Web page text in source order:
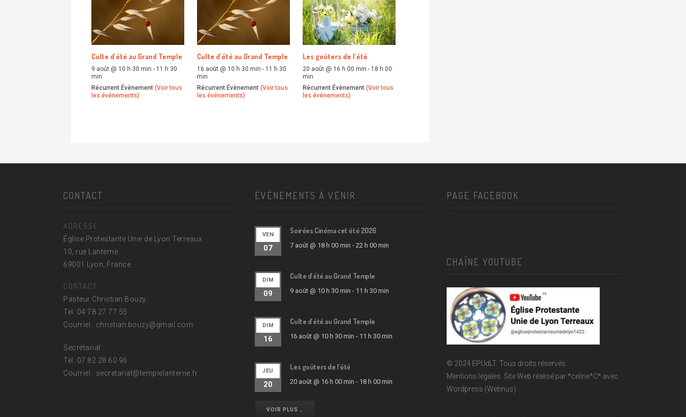
Culte d’été au Grand Temple
9 août @ 10 h 30 min - 11 h 30
min
Récurrent Évènement (Voir tous
les événements)
Culte d’été au Grand Temple
16 août @ 10 h 30 min - 11 h 30
min
Récurrent Évènement (Voir tous
les événements)
Les goûters de l’été
20 août @ 16 h 00 min - 18 h 00
min
Récurrent Évènement (Voir tous
les événements)
CONTACT
ADRESSE
Église Protestante Unie de Lyon Terreaux
10, rue Lanterne
69001 Lyon, France
CONTACT
Pasteur Christian Bouzy :
Tel. 04 78 27 77 55
Courriel : christian.bouzy@gmail.com
Secrétariat :
Tel. 07 82 28 60 96
Courriel : secretariat@templelanterne.fr
ÉVÉNEMENTS À VENIR
VEN
07
Soirées Cinéma cet été 2026
7 août @ 18 h 00 min -22 h 00 min
DIM
09
Culte d’été au Grand Temple
9 août @ 10 h 30 min - 11 h 30 min
DIM
16
Culte d’été au Grand Temple
16 août @ 10 h 30 min - 11 h 30 min
JEU
20
Les goûters de l’été
20 août @ 16 h 00 min - 18 h 00 min
VOIR PLUS …
PAGE FACEBOOK
CHAÎNE YOUTUBE
© 2024 EPUdLT. Tous droits réservés.
Mentions légales. Site Web réalisé par *celine*C* avec
Wordpress (Webnus).